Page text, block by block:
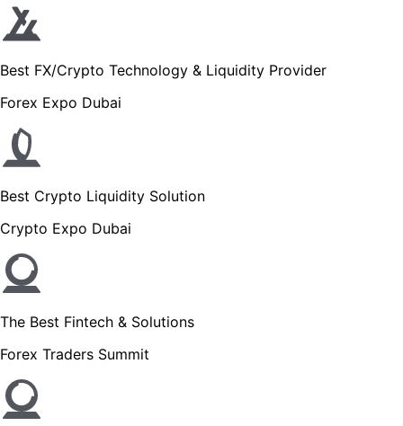
Best FX/Crypto Technology & Liquidity Provider
Forex Expo Dubai
Best Crypto Liquidity Solution
Crypto Expo Dubai
The Best Fintech & Solutions
Forex Traders Summit